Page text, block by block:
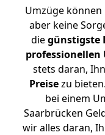
Umzüge
aber keine
diegünstigste
professionellen
stets daran,
Preisezu
bei einem
Saarbrücken
wir alles daran,